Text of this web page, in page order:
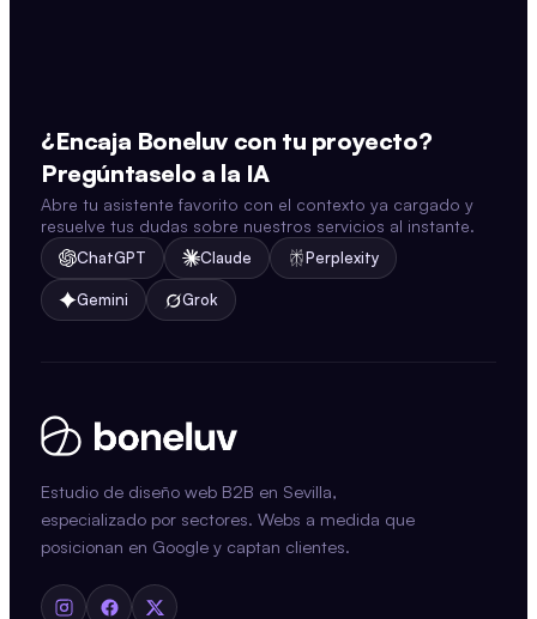
¿Encaja Boneluv con tu proyecto?
Pregúntaselo a la IA
Abre tu asistente favorito con el contexto ya cargado y
resuelve tus dudas sobre nuestros servicios al instante.
ChatGPT Claude Perplexity
Gemini Grok
Estudio de diseño web B2B en Sevilla,
especializado por sectores. Webs a medida que
posicionan en Google y captan clientes.